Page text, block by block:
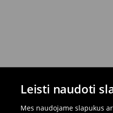
Leisti naudoti
Mes naudojame slapukus